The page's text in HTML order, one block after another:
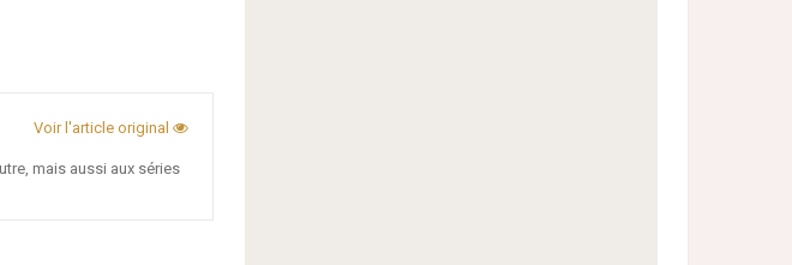
Voir l'article original
mais aussi aux séries